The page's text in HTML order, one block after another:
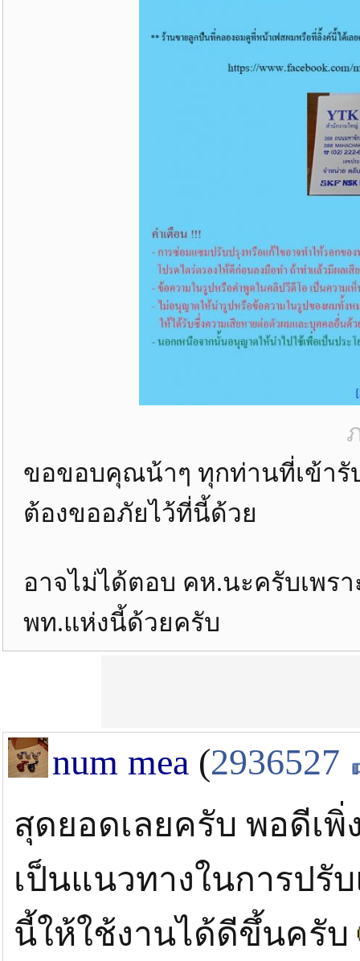
ขอขอบคุณน้าๆ ทุกท่านที่เข้ารั
ต้องขออภัยไว้ที่นี้ด้วย
อาจไม่ได้ตอบ คห.นะครับเพร
พท.แห่งนี้ด้วยครับ
num mea (2936527
สุดยอดเลยครับ พอดีเ
เป็นแนวทางในการป
นี้ให้ใช้งานได้ดีขึ้นครับ